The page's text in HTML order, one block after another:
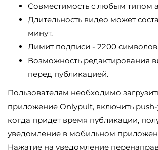
Совместимость с любым типом
Длительность видео может
минут.
Лимит подписи - 2200 символов.
Возможность редактирования
перед публикацией.
Пользователям необходимо
приложение Onlypult, включить
когда придет время публикации,
уведомление в мобильном
Нажатие на уведомление